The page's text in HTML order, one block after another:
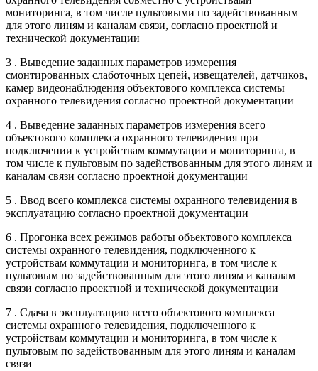
мониторинга, в том числе пультовыми по задействованным
для этого линям и каналам связи, согласно проектной и
технической документации
3 . Выведение заданных параметров измерения
смонтированных слаботочных цепей, извещателей, датчиков,
камер видеонаблюдения объектового комплекса системы
охранного телевидения согласно проектной документации
4 . Выведение заданных параметров измерения всего
объектового комплекса охранного телевидения при
подключении к устройствам коммутации и мониторинга, в
том числе к пультовым по задействованным для этого линям и
каналам связи согласно проектной документации
5 . Ввод всего комплекса системы охранного телевидения в
эксплуатацию согласно проектной документации
6 . Прогонка всех режимов работы объектового комплекса
системы охранного телевидения, подключенного к
устройствам коммутации и мониторинга, в том числе к
пультовым по задействованным для этого линям и каналам
связи согласно проектной и технической документации
7 . Сдача в эксплуатацию всего объектового комплекса
системы охранного телевидения, подключенного к
устройствам коммутации и мониторинга, в том числе к
пультовым по задействованным для этого линям и каналам
связи